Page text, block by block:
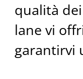
qualità
lane vi
garantirvi